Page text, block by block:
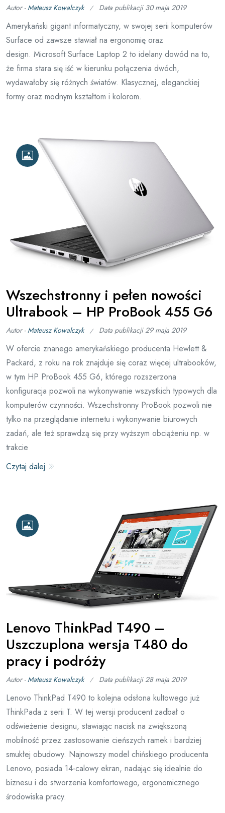
Autor -Mateusz Kowalczyk Data publikacji 30 maja 2019
Amerykański gigant informatyczny, w swojej serii komputerów
Surface od zawsze stawiał na ergonomię oraz
design. Microsoft Surface Laptop 2 to idelany dowód na to,
że firma stara się iść w kierunku połączenia dwóch,
wydawałoby się różnych światów. Klasycznej, eleganckiej
formy oraz modnym kształtom i kolorom.
Wszechstronny i pełen nowości
Ultrabook – HP ProBook 455 G6
Autor -Mateusz Kowalczyk Data publikacji29 maja 2019
W ofercie znanego amerykańskiego producenta Hewlett &
Packard, z roku na rok znajduje się coraz więcej ultrabooków,
w tym HP ProBook 455 G6, którego rozszerzona
konfiguracja pozwoli na wykonywanie wszystkich typowych dla
komputerów czynności. Wszechstronny ProBook pozwoli nie
tylko na przeglądanie internetu i wykonywanie biurowych
zadań, ale też sprawdzą się przy wyższym obciążeniu np. w
trakcie
Czytaj dalej
Lenovo ThinkPad T490 –
Uszczuplona wersja T480 do
pracy i podróży
Autor -Mateusz Kowalczyk Data publikacji28 maja 2019
Lenovo ThinkPad T490 to kolejna odsłona kultowego już
ThinkPada z serii T. W tej wersji producent zadbał o
odświeżenie designu, stawiając nacisk na zwiększoną
mobilność przez zastosowanie cieńszych ramek i bardziej
smukłej obudowy. Najnowszy model chińskiego producenta
Lenovo, posiada 14-calowy ekran, nadając się idealnie do
biznesu i do stworzenia komfortowego, ergonomicznego
środowiska pracy.